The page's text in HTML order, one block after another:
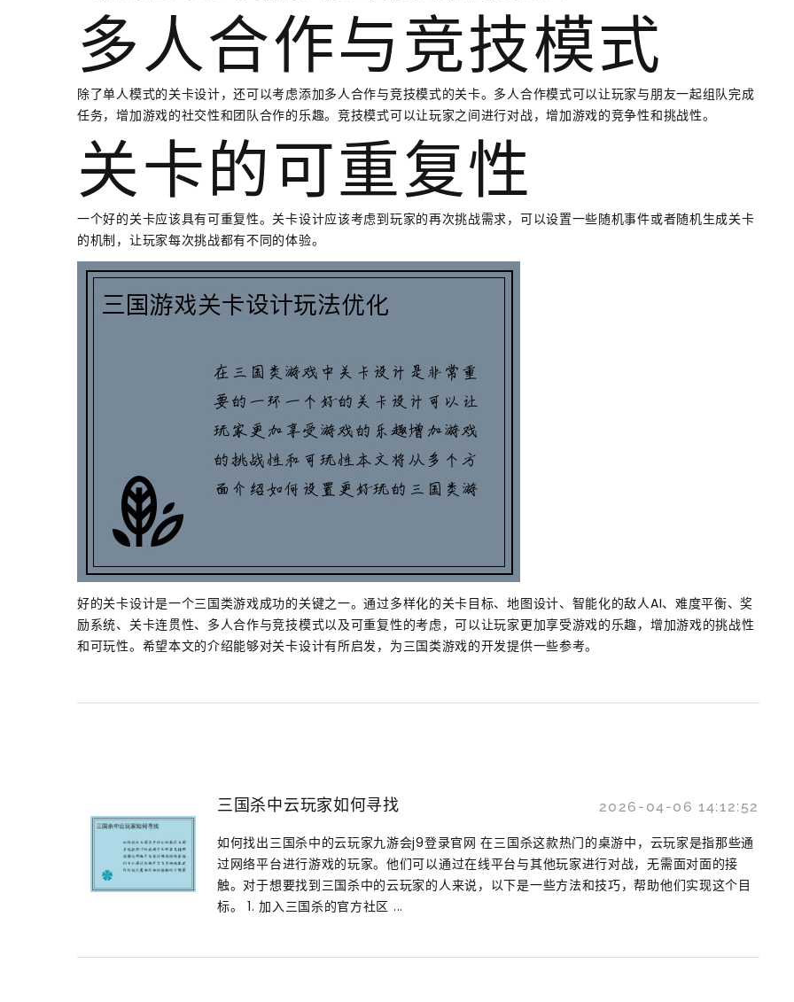
多人合作与竞技模式
除了单人模式的关卡设计，还可以考虑添加多人合作与竞技模式的关卡。多人合作模式可以让玩家与朋友一起组队完成
任务，增加游戏的社交性和团队合作的乐趣。竞技模式可以让玩家之间进行对战，增加游戏的竞争性和挑战性。
关卡的可重复性
一个好的关卡应该具有可重复性。关卡设计应该考虑到玩家的再次挑战需求，可以设置一些随机事件或者随机生成关卡
的机制，让玩家每次挑战都有不同的体验。
好的关卡设计是一个三国类游戏成功的关键之一。通过多样化的关卡目标、地图设计、智能化的敌人AI、难度平衡、奖
励系统、关卡连贯性、多人合作与竞技模式以及可重复性的考虑，可以让玩家更加享受游戏的乐趣，增加游戏的挑战性
和可玩性。希望本文的介绍能够对关卡设计有所启发，为三国类游戏的开发提供一些参考。
三国杀中云玩家如何寻找 2026-04-06 14:12:52
如何找出三国杀中的云玩家九游会j9登录官网 在三国杀这款热门的桌游中，云玩家是指那些通
过网络平台进行游戏的玩家。他们可以通过在线平台与其他玩家进行对战，无需面对面的接
触。对于想要找到三国杀中的云玩家的人来说，以下是一些方法和技巧，帮助他们实现这个目
标。 1. 加入三国杀的官方社区 ...